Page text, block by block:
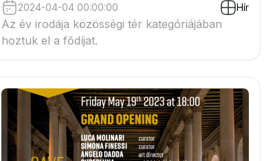
2024-04-04 00:00:00 Hír
Az év irodája közösségi tér kategóriájában
hoztuk el a fődíjat.